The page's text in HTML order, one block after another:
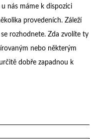
nás máme k dispozici
provedeních. Záleží
rozhodnete. Zda zvolíte ty
nebo některým
dobře zapadnou k